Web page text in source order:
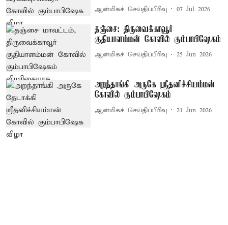
ஆன்மிகச் செய்திப்பிரிவு 07 Jul 2026
தஞ்சை: திருவைக்காவூர்
குதியாளம்மன் கோவில் கும்பாபிஷேகம்
ஆன்மிகச் செய்திப்பிரிவு 25 Jun 2026
அறந்தாங்கி அருகே ஸ்ரீதனிச்சியம்மன்
கோவில் கும்பாபிஷேகம்
ஆன்மிகச் செய்திப்பிரிவு 21 Jun 2026